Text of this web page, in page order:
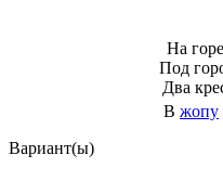
На
Под
Два
В жопу
Вариант(ы)